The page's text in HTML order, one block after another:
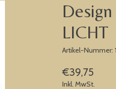
LICHT
Artikel-Nummer:
€39,75
Inkl. MwSt.